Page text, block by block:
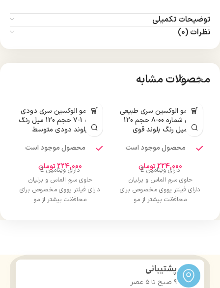
توضیحات تکمیلی
نظرات (0)
محصولات مشابه
رنگ مو الوکسین سری طبیعی
قوی شماره 00-8 حجم 120
میل رنگ بلوند قوی
محصول موجود است
224,000تومان
دارای ویتامین E
حاوی سرم الماس و برلیان
دارای فیلتر یووی مخصوص برای
محافظت بیشتر از مو
رنگ مو الوکسین سری دودی
شماره 1-7 حجم 120 میل رنگ
بلوند دودی متوسط
محصول موجود است
224,000تومان
دارای ویتامین E
حاوی سرم الماس و برلیان
دارای فیلتر یووی مخصوص برای
محافظت بیشتر از مو
پشتیبانی
9 صبح تا ۵ عصر